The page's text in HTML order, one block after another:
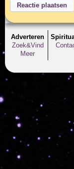
Adverteren
Zoek&Vind
Meer